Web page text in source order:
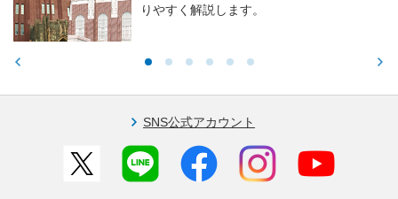
る力や学習アドバイスをお伝えします。
SNS公式アカウント